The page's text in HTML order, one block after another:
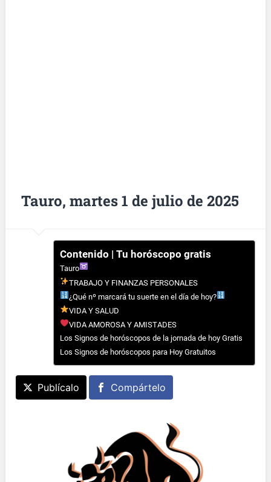
Tauro, martes 1 de julio de 2025
Contenido | Tu horóscopo gratis
Tauro
TRABAJO Y FINANZAS PERSONALES
¿Qué nº marcará tu suerte en el día de hoy?
VIDA Y SALUD
VIDA AMOROSA Y AMISTADES
Los Signos de horóscopos de la jornada de hoy Gratis
Los Signos de horóscopos para Hoy Gratuitos
Publícalo Compártelo